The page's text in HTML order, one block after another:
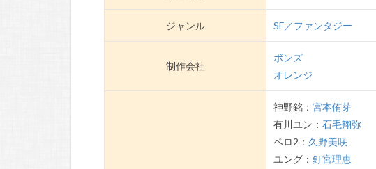
ジャンル SF／ファンタジー
制作会社
ボンズ
オレンジ
神野銘：宮本侑芽
有川ユン：石毛翔弥
ペロ2： 久野美咲
ユング：釘宮理恵